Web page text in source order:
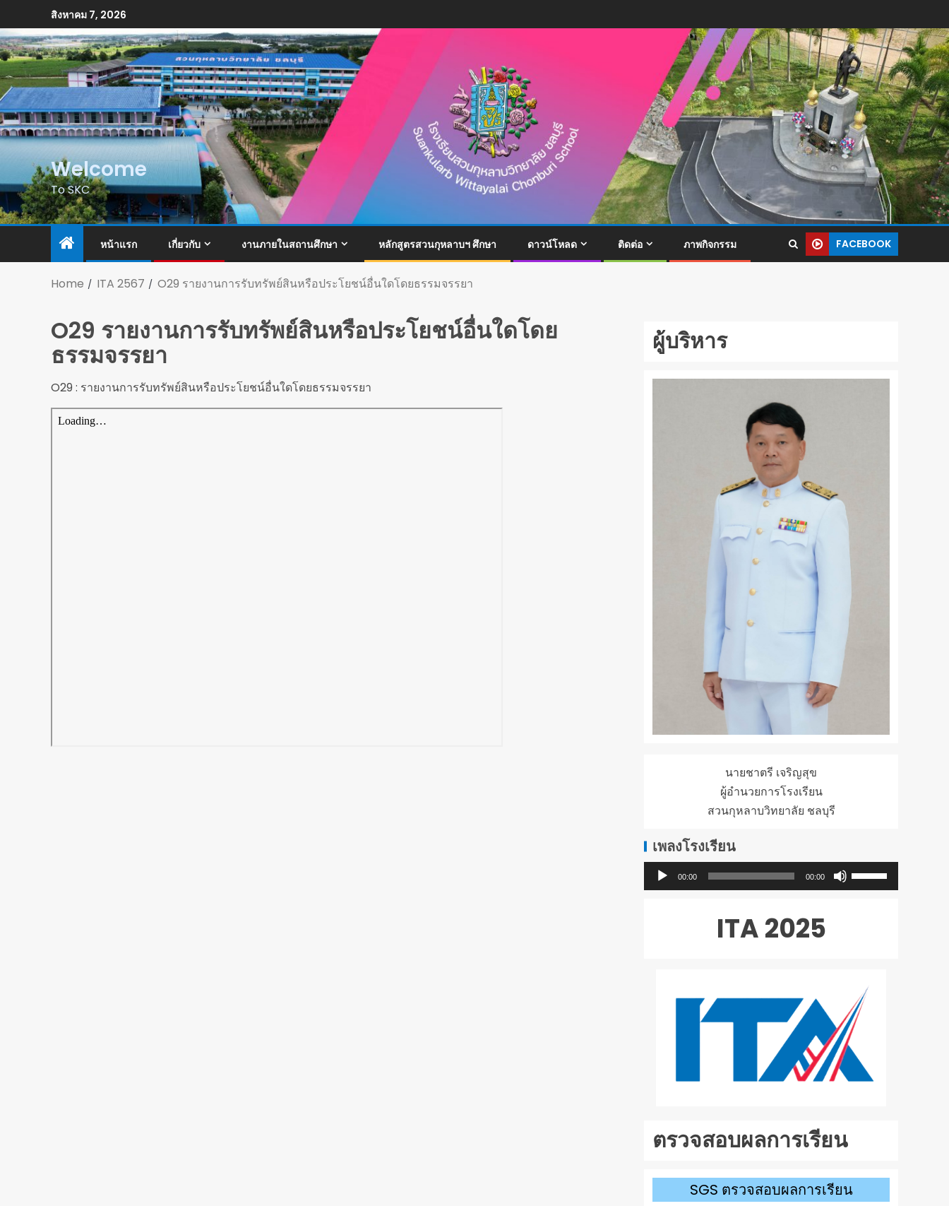
สิงหาคม 7, 2026
Welcome
To SKC
หน้าแรก เกี่ยวกับ งานภายในสถานศึกษา หลักสูตรสวนกุหลาบฯ ศึกษา ดาวน์โหลด ติดต่อ ภาพกิจกรรม FACEBOOK
Home ITA 2567 O29 รายงานการรับทรัพย์สินหรือประโยชน์อื่นใดโดยธรรมจรรยา
O29 รายงานการรับทรัพย์สินหรือประโยชน์อื่นใดโดย
ธรรมจรรยา
O29 : รายงานการรับทรัพย์สินหรือประโยชน์อื่นใดโดยธรรมจรรยา
ผู้บริหาร
นายชาตรี เจริญสุข
ผู้อำนวยการโรงเรียน
สวนกุหลาบวิทยาลัย ชลบุรี
เพลงโรงเรียน
ตัว
00:00 00:00
ใช้
ปุ่ม
เพื่อ
เพิ่ม
หรือ
ระดับ
เสียง
ITA 2025
ตรวจสอบผลการเรียน
SGS ตรวจสอบผลการเรียน